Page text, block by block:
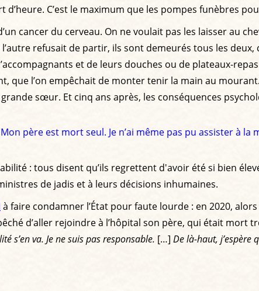
C’est le maximum que les pompes funèbres
cancer du cerveau. On ne voulait pas les laisser au
refusait de partir, ils sont demeurés tous les
et de leurs douches ou de plateaux-
que l’on empêchait de monter tenir la main au
sœur. Et cinq ans après, les conséquences
père est mort seul. Je n’ai même pas pu assister à la
: tous disent qu’ils regrettent d'avoir été si bien
de jadis et à leurs décisions inhumaines.
à faire condamner l’État pour faute lourde : en 2020,
d’aller rejoindre à l’hôpital son père, qui était mort
s’en va. Je ne suis pas responsable. […] De là-haut, j’espère